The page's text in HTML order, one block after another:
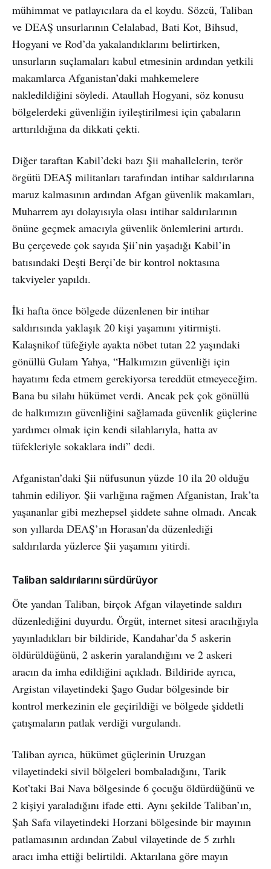
mühimmat ve patlayıcılara da el koydu. Sözcü, Taliban
ve DEAŞ unsurlarının Celalabad, Bati Kot, Bihsud,
Hogyani ve Rod’da yakalandıklarını belirtirken,
unsurların suçlamaları kabul etmesinin ardından yetkili
makamlarca Afganistan’daki mahkemelere
nakledildiğini söyledi. Ataullah Hogyani, söz konusu
bölgelerdeki güvenliğin iyileştirilmesi için çabaların
arttırıldığına da dikkati çekti.
Diğer taraftan Kabil’deki bazı Şii mahallelerin, terör
örgütü DEAŞ militanları tarafından intihar saldırılarına
maruz kalmasının ardından Afgan güvenlik makamları,
Muharrem ayı dolayısıyla olası intihar saldırılarının
önüne geçmek amacıyla güvenlik önlemlerini artırdı.
Bu çerçevede çok sayıda Şii’nin yaşadığı Kabil’in
batısındaki Deşti Berçi’de bir kontrol noktasına
takviyeler yapıldı.
İki hafta önce bölgede düzenlenen bir intihar
saldırısında yaklaşık 20 kişi yaşamını yitirmişti.
Kalaşnikof tüfeğiyle ayakta nöbet tutan 22 yaşındaki
gönüllü Gulam Yahya, “Halkımızın güvenliği için
hayatımı feda etmem gerekiyorsa tereddüt etmeyeceğim.
Bana bu silahı hükümet verdi. Ancak pek çok gönüllü
de halkımızın güvenliğini sağlamada güvenlik güçlerine
yardımcı olmak için kendi silahlarıyla, hatta av
tüfekleriyle sokaklara indi” dedi.
Afganistan’daki Şii nüfusunun yüzde 10 ila 20 olduğu
tahmin ediliyor. Şii varlığına rağmen Afganistan, Irak’ta
yaşananlar gibi mezhepsel şiddete sahne olmadı. Ancak
son yıllarda DEAŞ’ın Horasan’da düzenlediği
saldırılarda yüzlerce Şii yaşamını yitirdi.
Taliban saldırılarını sürdürüyor
Öte yandan Taliban, birçok Afgan vilayetinde saldırı
düzenlediğini duyurdu. Örgüt, internet sitesi aracılığıyla
yayınladıkları bir bildiride, Kandahar’da 5 askerin
öldürüldüğünü, 2 askerin yaralandığını ve 2 askeri
aracın da imha edildiğini açıkladı. Bildiride ayrıca,
Argistan vilayetindeki Şago Gudar bölgesinde bir
kontrol merkezinin ele geçirildiği ve bölgede şiddetli
çatışmaların patlak verdiği vurgulandı.
Taliban ayrıca, hükümet güçlerinin Uruzgan
vilayetindeki sivil bölgeleri bombaladığını, Tarik
Kot’taki Bai Nava bölgesinde 6 çocuğu öldürdüğünü ve
2 kişiyi yaraladığını ifade etti. Aynı şekilde Taliban’ın,
Şah Safa vilayetindeki Horzani bölgesinde bir mayının
patlamasının ardından Zabul vilayetinde de 5 zırhlı
aracı imha ettiği belirtildi. Aktarılana göre mayın